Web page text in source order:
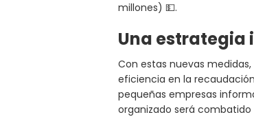
millones) 💵.
Una estrategia
Con estas nuevas medidas,
eficiencia en la
pequeñas empresas
organizado será